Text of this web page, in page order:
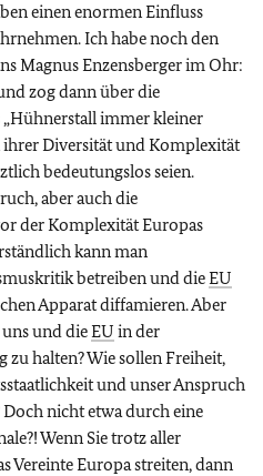
einen enormen Einfluss
Ich habe noch den
Magnus Enzensberger im Ohr:
zog dann über die
„Hühnerstall immer kleiner
ihrer Diversität und Komplexität
bedeutungslos seien.
aber auch die
der Komplexität Europas
kann man
betreiben und dieEU
Apparat diffamieren. Aber
und dieEU in der
halten? Wie sollen Freiheit,
und unser Anspruch
nicht etwa durch eine
Wenn Sie trotz aller
Vereinte Europa streiten, dann